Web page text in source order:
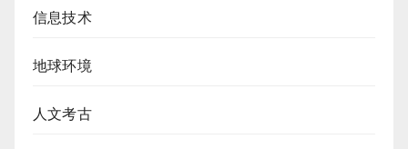
信息技术
地球环境
人文考古